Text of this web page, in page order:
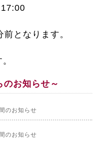
となります。
お知らせ～
のお知らせ
のお知らせ